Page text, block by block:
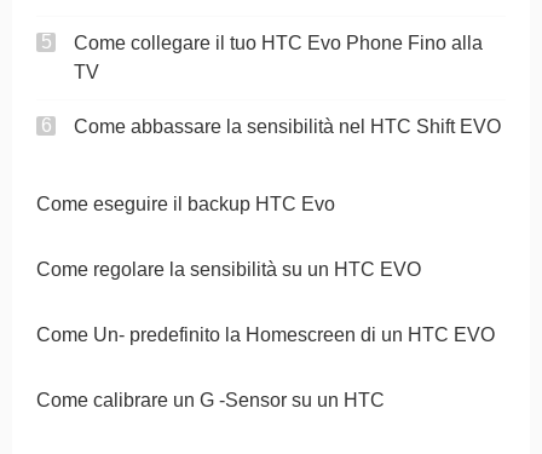
Come collegare il tuo HTC Evo Phone Fino alla
TV
Come abbassare la sensibilità nel HTC Shift EVO
Come eseguire il backup HTC Evo
Come regolare la sensibilità su un HTC EVO
Come Un- predefinito la Homescreen di un HTC EVO
Come calibrare un G -Sensor su un HTC